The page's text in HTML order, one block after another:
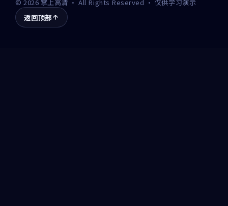
©2026 掌上高清 · All Rights Reserved · 仅供学习演示
返回顶部